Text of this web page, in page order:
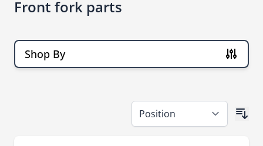
Front fork parts
Shop By